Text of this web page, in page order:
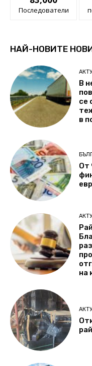
Последователи
НАЙ-НОВИТЕ
В
се
в
От
на